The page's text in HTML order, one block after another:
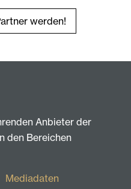
werden!
Anbieter der
den Bereichen
Mediadaten